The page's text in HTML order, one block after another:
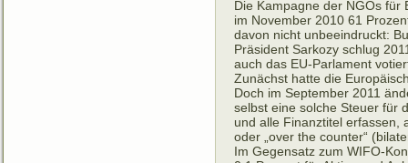
Die Kampagne der NGOs
im November 2010 61
davon nicht unbeeindruckt:
Präsident Sarkozy schlug
auch das EU-Parlament
Zunächst hatte die
Doch im September 2011
selbst eine solche Steuer für
und alle Finanztitel erfassen,
oder „over the counter“
Im Gegensatz zum WIFO-